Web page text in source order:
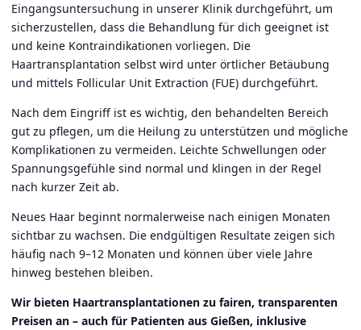
Eingangsuntersuchung in unserer Klinik durchgeführt, um
sicherzustellen, dass die Behandlung für dich geeignet ist
und keine Kontraindikationen vorliegen. Die
Haartransplantation selbst wird unter örtlicher Betäubung
und mittels Follicular Unit Extraction (FUE) durchgeführt.
Nach dem Eingriff ist es wichtig, den behandelten Bereich
gut zu pflegen, um die Heilung zu unterstützen und mögliche
Komplikationen zu vermeiden. Leichte Schwellungen oder
Spannungsgefühle sind normal und klingen in der Regel
nach kurzer Zeit ab.
Neues Haar beginnt normalerweise nach einigen Monaten
sichtbar zu wachsen. Die endgültigen Resultate zeigen sich
häufig nach 9–12 Monaten und können über viele Jahre
hinweg bestehen bleiben.
Wir bieten Haartransplantationen zu fairen, transparenten
Preisen an – auch für Patienten aus Gießen, inklusive